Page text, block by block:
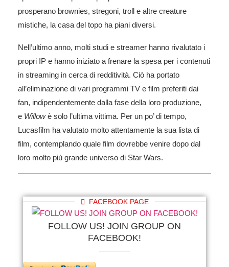
prosperano brownies, stregoni, troll e altre creature
mistiche, la casa del topo ha piani diversi.
Nell’ultimo anno, molti studi e streamer hanno rivalutato i
propri IP e hanno iniziato a frenare la spesa per i contenuti
in streaming in cerca di redditività. Ciò ha portato
all’eliminazione di vari programmi TV e film preferiti dai
fan, indipendentemente dalla fase della loro produzione,
e Willowè solo l’ultima vittima. Per un po’ di tempo,
Lucasfilm ha valutato molto attentamente la sua lista di
film, contemplando quale film dovrebbe venire dopo dal
loro molto più grande universo di Star Wars.
FACEBOOK PAGE
FOLLOW US! JOIN GROUP ON
FACEBOOK!